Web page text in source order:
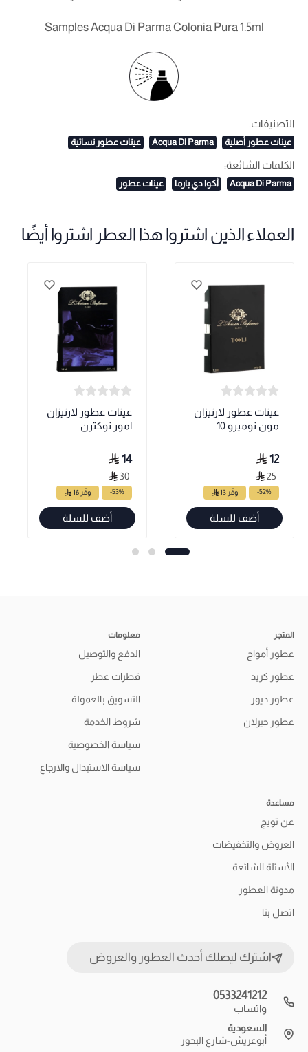
Samples Acqua Di Parma Colonia Pura 1.5ml
التصنيفات:
عينات عطور أصلية Acqua Di Parma عينات عطور نسائية
الكلمات الشائعة:
Acqua Di Parma أكوا دي بارما عينات عطور
العملاء الذين اشتروا هذا العطر اشتروا أيضًا
عينات عطور لارتيزان
مون نوميرو 10
12
25
-52% وفّر 13
أضف للسلة
عينات عطور لارتيزان
امور نوكترن
14
30
-53% وفّر 16
أضف للسلة
المتجر
عطور أمواج
عطور كريد
عطور ديور
عطور جيرلان
معلومات
الدفع والتوصيل
قطرات عطر
التسويق بالعمولة
شروط الخدمة
سياسة الخصوصية
سياسة الاستبدال والارجاع
مساعدة
عن تويج
العروض والتخفيضات
الأسئلة الشائعة
مدونة العطور
اتصل بنا
اشترك ليصلك أحدث العطور والعروض
0533241212
واتساب
السعودية
أبوعريش-شارع البحور